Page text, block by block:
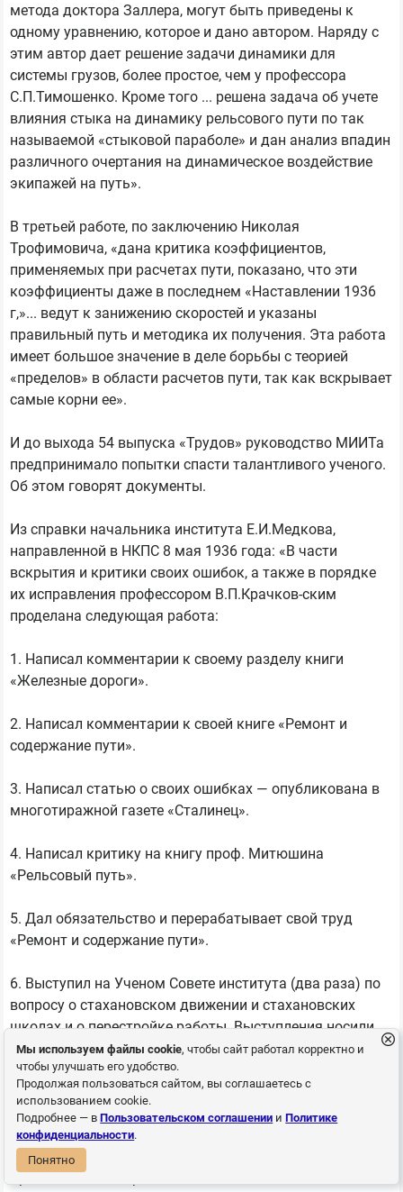
метода доктора Заллера, могут быть приведены к
одному уравнению, которое и дано автором. Наряду с
этим автор дает решение задачи динамики для
системы грузов, более простое, чем у профессора
С.П.Тимошенко. Кроме того ... решена задача об учете
влияния стыка на динамику рельсового пути по так
называемой «стыковой параболе» и дан анализ впадин
различного очертания на динамическое воздействие
экипажей на путь».
В третьей работе, по заключению Николая
Трофимовича, «дана критика коэффициентов,
применяемых при расчетах пути, показано, что эти
коэффициенты даже в последнем «Наставлении 1936
г,»... ведут к занижению скоростей и указаны
правильный путь и методика их получения. Эта работа
имеет большое значение в деле борьбы с теорией
«пределов» в области расчетов пути, так как вскрывает
самые корни ее».
И до выхода 54 выпуска «Трудов» руководство МИИТа
предпринимало попытки спасти талантливого ученого.
Об этом говорят документы.
Из справки начальника института Е.И.Медкова,
направленной в НКПС 8 мая 1936 года: «В части
вскрытия и критики своих ошибок, а также в порядке
их исправления профессором В.П.Крачков-ским
проделана следующая работа:
1. Написал комментарии к своему разделу книги
«Железные дороги».
2. Написал комментарии к своей книге «Ремонт и
содержание пути».
3. Написал статью о своих ошибках — опубликована в
многотиражной газете «Сталинец».
4. Написал критику на книгу проф. Митюшина
«Рельсовый путь».
5. Дал обязательство и перерабатывает свой труд
«Ремонт и содержание пути».
6. Выступил на Ученом Совете института (два раза) по
вопросу о стахановском движении и стахановских
школах и о перестройке работы. Выступления носили
самокритичный характер.
7. Активно участвовал в путейских отраслевых
конференциях по вопросам расчета пути.
Все эти факты показывают стремление профессора
Крачковского исправить свои ошибки».
Мы используем файлы cookie, чтобы сайт работал корректно и
чтобы улучшать его удобство.
Продолжая пользоваться сайтом, вы соглашаетесь с
использованием cookie.
Подробнее — вПользовательском соглашении иПолитике
конфиденциальности.
Понятно